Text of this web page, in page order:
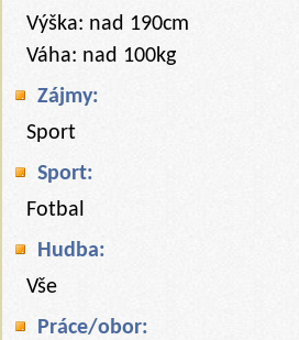
Výška: nad 190cm
Váha: nad 100kg
Zájmy:
Sport
Sport:
Fotbal
Hudba:
Vše
Práce/obor: